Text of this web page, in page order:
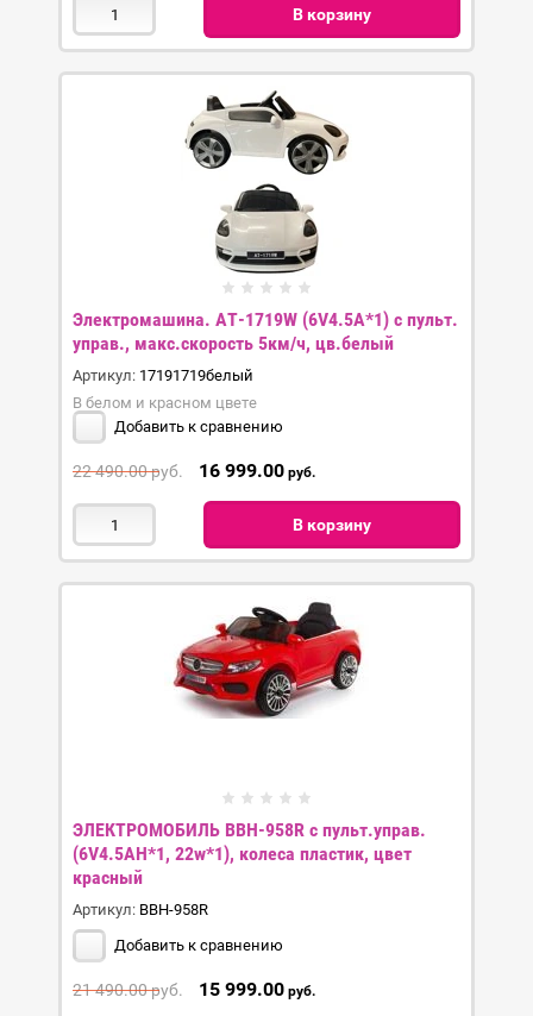
В корзину
Электромашина. AT-1719W (6V4.5A*1) с пульт.
управ., макс.скорость 5км/ч, цв.белый
Артикул: 17191719белый
В белом и красном цвете
Добавить к сравнению
22 490.00руб. 16 999.00 руб.
В корзину
ЭЛЕКТРОМОБИЛЬ BBH-958R с пульт.управ.
(6V4.5AH*1, 22w*1), колеса пластик, цвет
красный
Артикул: BBH-958R
Добавить к сравнению
21 490.00руб. 15 999.00 руб.